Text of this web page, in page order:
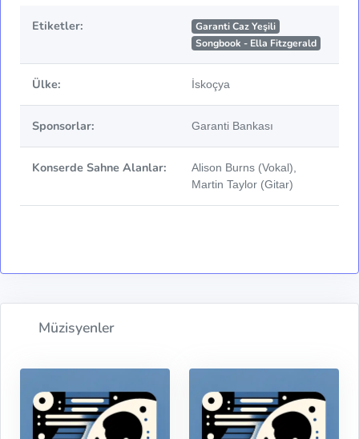
Etiketler:
Garanti Caz Yeşili
Songbook - Ella Fitzgerald
Ülke: İskoçya
Sponsorlar: Garanti Bankası
Konserde Sahne Alanlar:
Alison Burns (Vokal),
Martin Taylor (Gitar)
Müzisyenler